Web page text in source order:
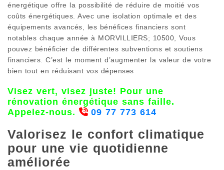
énergétique offre la possibilité de réduire de moitié vos
coûts énergétiques. Avec une isolation optimale et des
équipements avancés, les bénéfices financiers sont
notables chaque année à MORVILLIERS; 10500, Vous
pouvez bénéficier de différentes subventions et soutiens
financiers. C’est le moment d’augmenter la valeur de votre
bien tout en réduisant vos dépenses
Visez vert, visez juste! Pour une
rénovation énergétique sans faille.
Appelez-nous.
09 77 773 614
Valorisez le confort climatique
pour une vie quotidienne
améliorée